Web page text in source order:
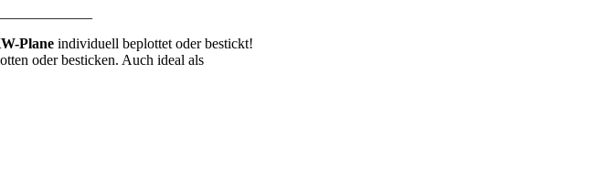
Plane individuell beplottet oder bestickt!
oder besticken. Auch ideal als